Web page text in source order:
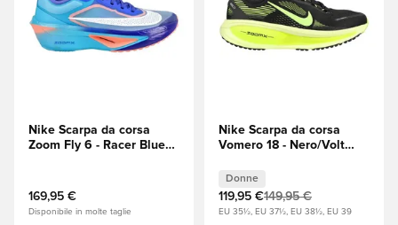
Nike Scarpa da corsa
Zoom Fly 6 - Racer Blue
169,95 €
Disponibile in molte taglie
Nike Scarpa da corsa
Vomero 18 - Nero/Volt
Donne
119,95 €149,95 €
EU 35½, EU 37½, EU 38½, EU 39